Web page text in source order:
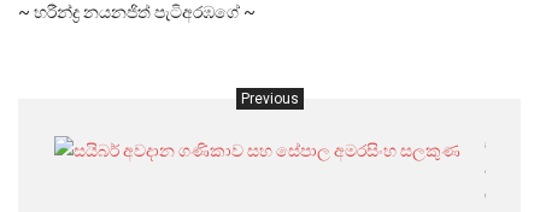
~ හරීන්ද්‍ර නයනජිත් පැටිඅරඹගේ ~
Previous
සයිබර්